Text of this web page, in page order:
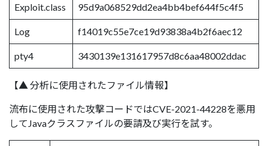
Exploit.class 95d9a068529dd2ea4bb4bef644f5c4f5
Log f14019c55e7ce19d93838a4b2f6aec12
pty4 3430139e131617957d8c6aa48002ddac
【▲ 分析に使用されたファイル情報】
流布に使用された攻撃コードではCVE-2021-44228を悪用
してJavaクラスファイルの要請及び実行を試す。